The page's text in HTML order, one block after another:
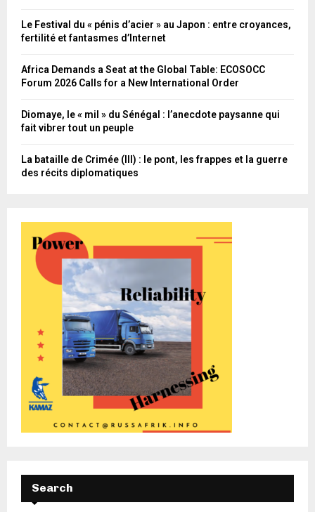
Le Festival du « pénis d’acier » au Japon : entre croyances,
fertilité et fantasmes d’Internet
Africa Demands a Seat at the Global Table: ECOSOCC
Forum 2026 Calls for a New International Order
Diomaye, le « mil » du Sénégal : l’anecdote paysanne qui
fait vibrer tout un peuple
La bataille de Crimée (III) : le pont, les frappes et la guerre
des récits diplomatiques
Search